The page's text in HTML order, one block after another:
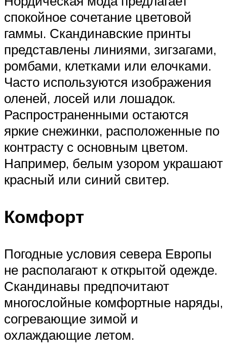
спокойное сочетание цветовой
гаммы. Скандинавские принты
представлены линиями, зигзагами,
ромбами, клетками или елочками.
Часто используются изображения
оленей, лосей или лошадок.
Распространенными остаются
яркие снежинки, расположенные по
контрасту с основным цветом.
Например, белым узором украшают
красный или синий свитер.
Комфорт
Погодные условия севера Европы
не располагают к открытой одежде.
Скандинавы предпочитают
многослойные комфортные наряды,
согревающие зимой и
охлаждающие летом.